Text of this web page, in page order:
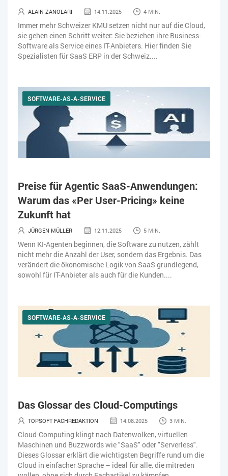
ALAIN ZANOLARI 14.11.2025 4 MIN.
Immer mehr Schweizer KMU setzen nicht nur auf die Cloud,
sie gehen einen Schritt weiter: Sie beziehen ihre Business-
Software als Service eines IT-Anbieters. Hier finden Sie
Spezialisten für SaaS ERP in der Schweiz....
SOFTWARE-AS-A-SERVICE
Preise für Agentic SaaS-Anwendungen:
Warum das «Per User-Pricing» keine
Zukunft hat
JÜRGEN MÜLLER 12.11.2025 5 MIN.
Wenn KI-Agenten beginnen, die Software zu nutzen, zählt
nicht mehr die Anzahl der User, sondern das Ergebnis. Das
verändert die ökonomische Logik von SaaS grundlegend,
sowohl für IT-Anbieter als auch für die Kunden....
SOFTWARE-AS-A-SERVICE
Das Glossar des Cloud-Computings
TOPSOFT FACHREDAKTION 14.08.2025 3 MIN.
Cloud-Computing klingt nach Datenwolken, virtuellen
Maschinen und Buzzwords wie "SaaS" oder "Serverless".
Dieses Glossar erklärt die wichtigsten Begriffe rund um die
Cloud in einfacher Sprache – ideal für alle, die mitreden